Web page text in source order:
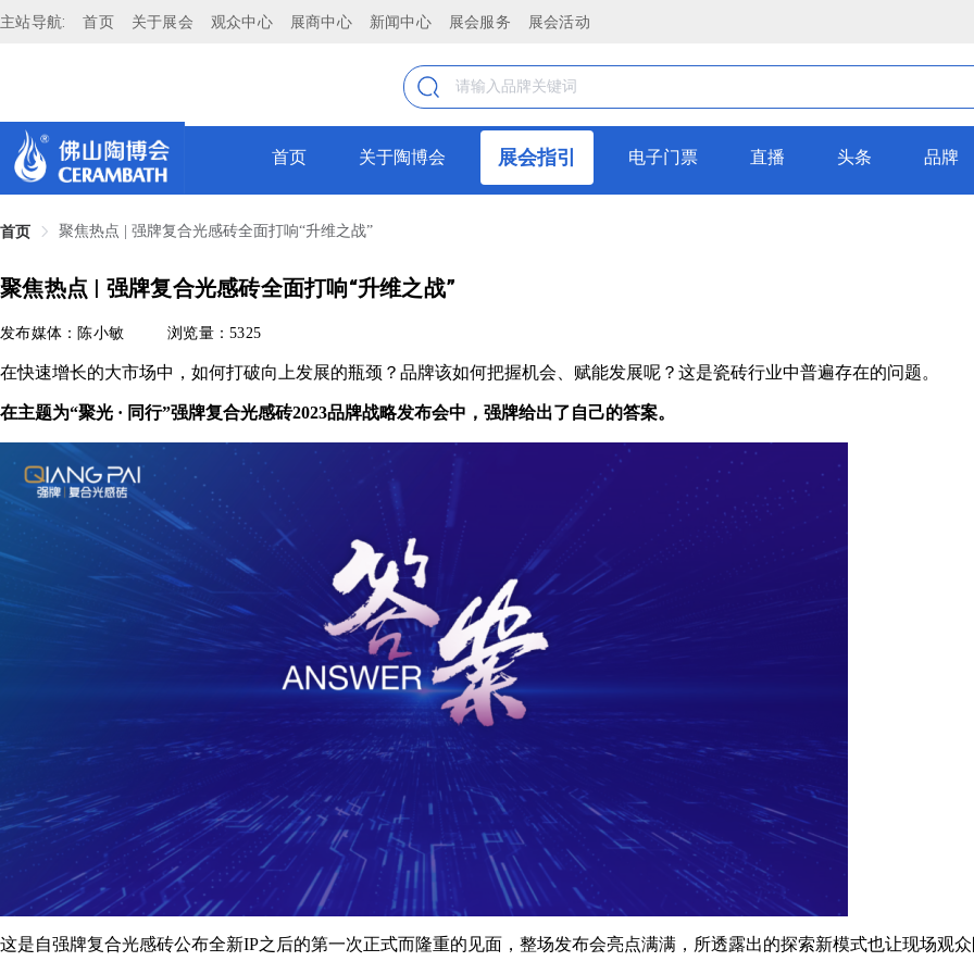
主站导航: 首页 关于展会 观众中心 展商中心 新闻中心 展会服务 展会活动
首页 关于陶博会 展会指引 电子门票 直播 头条 品牌
首页 聚焦热点 | 强牌复合光感砖全面打响“升维之战”
聚焦热点 | 强牌复合光感砖全面打响“升维之战”
发布媒体：陈小敏 浏览量：5325
在快速增长的大市场中，如何打破向上发展的瓶颈？品牌该如何把握机会、赋能发展呢？这是瓷砖行业中普遍存在的问题。
在主题为“聚光 · 同行”强牌复合光感砖2023品牌战略发布会中，强牌给出了自己的答案。
这是自强牌复合光感砖公布全新IP之后的第一次正式而隆重的见面，整场发布会亮点满满，所透露出的探索新模式也让现场观众